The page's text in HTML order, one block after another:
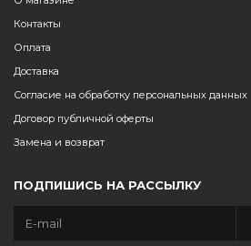
Контакты
Оплата
Доставка
Согласие на обработку персональных данных
Договор публичной оферты
Замена и возврат
ПОДПИШИСЬ НА РАССЫЛКУ